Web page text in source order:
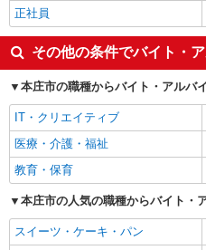
正社員
その他の条件でバイト・
本庄市の職種からバイト・アルバ
IT・クリエイティブ
医療・介護・福祉
教育・保育
本庄市の人気の職種からバイト・
スイーツ・ケーキ・パン